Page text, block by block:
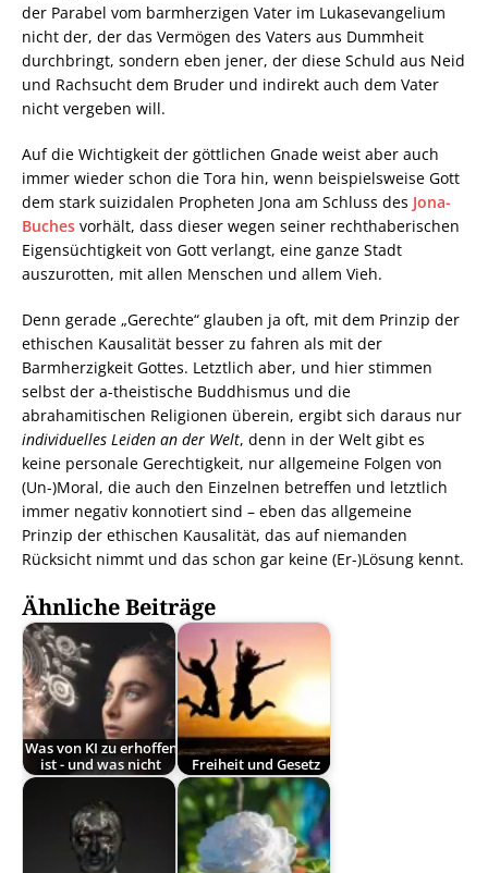
der Parabel vom barmherzigen Vater im Lukasevangelium
nicht der, der das Vermögen des Vaters aus Dummheit
durchbringt, sondern eben jener, der diese Schuld aus Neid
und Rachsucht dem Bruder und indirekt auch dem Vater
nicht vergeben will.
Auf die Wichtigkeit der göttlichen Gnade weist aber auch
immer wieder schon die Tora hin, wenn beispielsweise Gott
dem stark suizidalen Propheten Jona am Schluss des Jona-
Buches vorhält, dass dieser wegen seiner rechthaberischen
Eigensüchtigkeit von Gott verlangt, eine ganze Stadt
auszurotten, mit allen Menschen und allem Vieh.
Denn gerade „Gerechte“ glauben ja oft, mit dem Prinzip der
ethischen Kausalität besser zu fahren als mit der
Barmherzigkeit Gottes. Letztlich aber, und hier stimmen
selbst der a-theistische Buddhismus und die
abrahamitischen Religionen überein, ergibt sich daraus nur
individuelles Leiden an der Welt, denn in der Welt gibt es
keine personale Gerechtigkeit, nur allgemeine Folgen von
(Un-)Moral, die auch den Einzelnen betreffen und letztlich
immer negativ konnotiert sind – eben das allgemeine
Prinzip der ethischen Kausalität, das auf niemanden
Rücksicht nimmt und das schon gar keine (Er-)Lösung kennt.
Ähnliche Beiträge
Was von KI zu erhoffen
ist - und was nicht
Freiheit und Gesetz